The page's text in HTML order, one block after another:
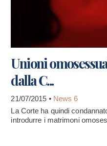
Unioni
dalla C...
21/07/2015 • News 6
La Corte ha quindi
introdurre i matrimoni